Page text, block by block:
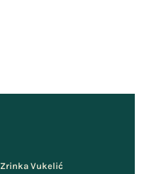
Zrinka Vukelić